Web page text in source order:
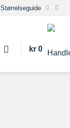
Størrelseguide
kr 0